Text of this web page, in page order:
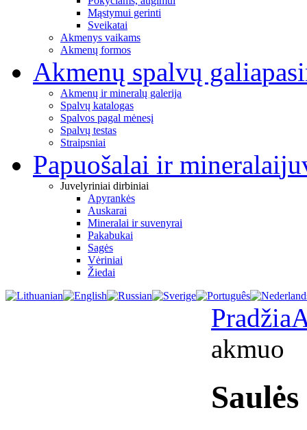
Mąstymui gerinti
Sveikatai
Akmenys vaikams
Akmenų formos
Akmenų spalvų galia
Akmenų ir mineralų galerija
Spalvų katalogas
Spalvos pagal mėnesį
Spalvų testas
Straipsniai
Papuošalai ir mineralai
Juvelyriniai dirbiniai
Apyrankės
Auskarai
Mineralai ir suvenyrai
Pakabukai
Sagės
Vėriniai
Žiedai
Pradžia
akmuo